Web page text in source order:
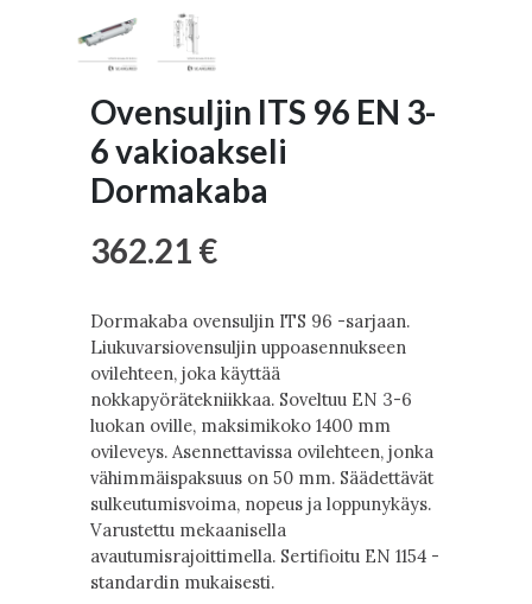
Ovensuljin ITS 96 EN 3-
6 vakioakseli
Dormakaba
362.21 €
Dormakaba ovensuljin ITS 96 -sarjaan.
Liukuvarsiovensuljin uppoasennukseen
ovilehteen, joka käyttää
nokkapyörätekniikkaa. Soveltuu EN 3-6
luokan oville, maksimikoko 1400 mm
ovileveys. Asennettavissa ovilehteen, jonka
vähimmäispaksuus on 50 mm. Säädettävät
sulkeutumisvoima, nopeus ja loppunykäys.
Varustettu mekaanisella
avautumisrajoittimella. Sertifioitu EN 1154 -
standardin mukaisesti.